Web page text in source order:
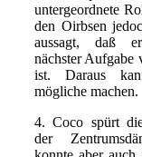
untergeordnete
den Oirbsen
aussagt, daß
nächster Aufgabe
ist. Daraus
mögliche machen.
4. Coco spürt
der